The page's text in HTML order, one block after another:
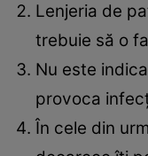
Lenjeria de
trebuie să o
Nu este
provoca
În cele din